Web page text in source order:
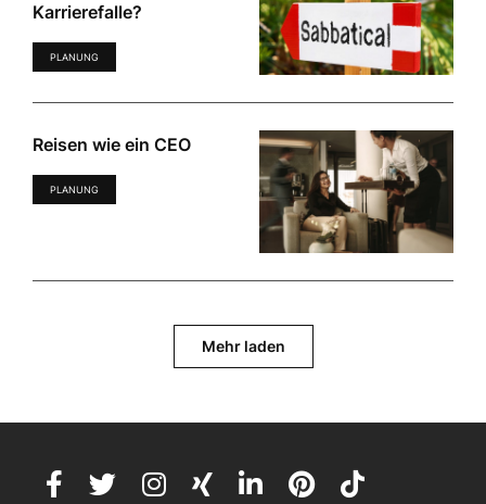
Karrierefalle?
PLANUNG
Reisen wie ein CEO
PLANUNG
Mehr laden